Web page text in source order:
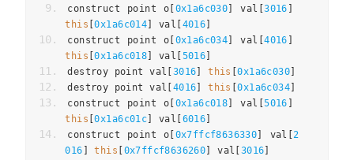
construct point o 0x1a6c030 val [3016
this [0x1a6c014 val 4016
construct point o 0x1a6c034 val [4016
this [0x1a6c018 val 5016
destroy point val
3016 this [0x1a6c030
destroy point val
4016 this [0x1a6c034
construct point o 0x1a6c018 val [5016
this [0x1a6c01c val 6016
construct point o 0x7ffcf8636330 val [2
016
this 0x7ffcf8636260 val 3016